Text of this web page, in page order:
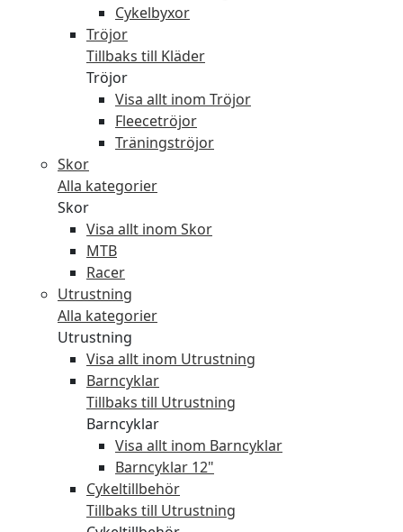
Cykelbyxor
Tröjor
Tillbaks till Kläder
Tröjor
Visa allt inom Tröjor
Fleecetröjor
Träningströjor
Skor
Alla kategorier
Skor
Visa allt inom Skor
MTB
Racer
Utrustning
Alla kategorier
Utrustning
Visa allt inom Utrustning
Barncyklar
Tillbaks till Utrustning
Barncyklar
Visa allt inom Barncyklar
Barncyklar 12"
Cykeltillbehör
Tillbaks till Utrustning